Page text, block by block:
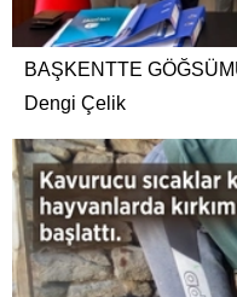
BAŞKENTTE
Dengi Çelik